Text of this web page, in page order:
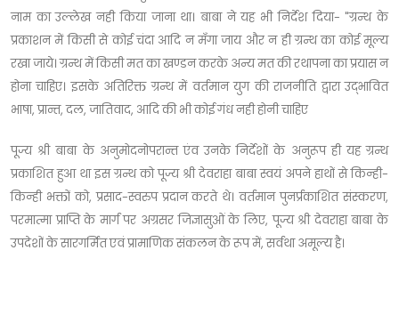
नाम का उल्लेख नही किया जाना था। बाबा ने यह भी निर्देश दिया- "ग्रन्थ के
प्रकाशन में किसी से कोई चंदा आदि न मँगा जाय और न ही ग्रन्थ का कोई मूल्य
रखा जाये। ग्रन्थ में किसी मत का खण्डन करके अन्य मत की रथापना का प्रयास न
होना चाहिए। इसके अतिरिक्त ग्रन्थ में वर्तमान युग की राजनीति द्वारा उद्भावित
भाषा, प्रान्त, दल, जातिवाद, आदि की भी कोई गंध नही होनी चाहिए
पूज्य श्री बाबा के अनुमोदनोपरान्त एंव उनके निर्देशों के अनुरूप ही यह ग्रन्थ
प्रकाशित हुआ था इस ग्रन्थ को पूज्य श्री देवराहा बाबा स्वयं अपने हाथों से किन्ही-
किन्ही भक्तों को, प्रसाद-स्वरुप प्रदान करते थे। वर्तमान पुनर्प्रकाशित संस्करण,
परमात्मा प्राप्ति के मार्ग पर अग्रसर जिज्ञासुओं के लिए, पूज्य श्री देवराहा बाबा के
उपदेशों के सारगर्मित एवं प्रामाणिक संकलन के रूप में, सर्वथा अमूल्य है।